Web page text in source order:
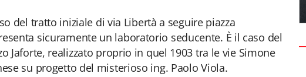
del tratto iniziale di via Libertà a seguire piazza
sicuramente un laboratorio seducente. È il caso del
Jaforte, realizzato proprio in quel 1903 tra le vie Simone
su progetto del misterioso ing. Paolo Viola.